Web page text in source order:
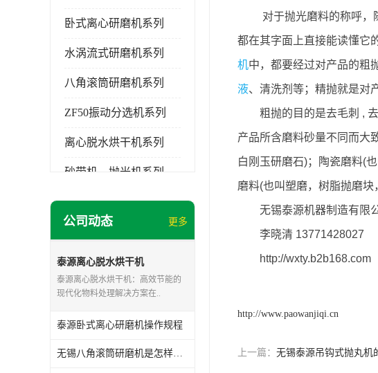
卧式离心研磨机系列
水涡流式研磨机系列
八角滚筒研磨机系列
ZF50振动分选机系列
离心脱水烘干机系列
砂带机，抛光机系列
无锡泰源清洗机系列
抛丸机配件,抛丸机钢丸
公司动态 更多
泰源离心脱水烘干机
泰源离心脱水烘干机：高效节能的
现代化物料处理解决方案在..
泰源卧式离心研磨机操作规程
无锡八角滚筒研磨机是怎样操作的
对于抛光磨料的称呼，
都在其字面上直接能读懂它
机中，都要经过对产品的粗
液、清洗剂等；精抛就是对
粗抛的目的是去毛刺 ,
产品所含磨料砂量不同而大
白刚玉研磨石)；陶瓷磨料(
磨料(也叫塑磨，树脂抛磨块
无锡泰源机器制造有限
李晓清 13771428027
http://wxty.b2b168.com
http://www.paowanjiqi.cn
上一篇： 无锡泰源吊钩式抛丸机